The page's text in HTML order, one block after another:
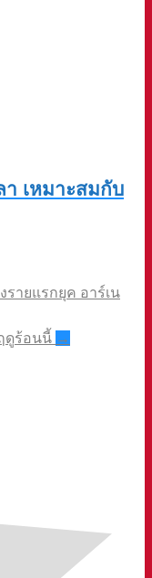
เหมาะสมกับ
รายแรกยุค อาร์เน
ดูร้อนนี้ →